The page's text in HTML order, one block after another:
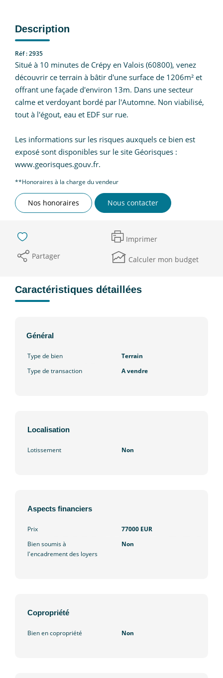
Description
Réf : 2935
Situé à 10 minutes de Crépy en Valois (60800), venez
découvrir ce terrain à bâtir d'une surface de 1206m² et
offrant une façade d'environ 13m. Dans une secteur
calme et verdoyant bordé par l'Automne. Non viabilisé,
tout à l'égout, eau et EDF sur rue.
Les informations sur les risques auxquels ce bien est
exposé sont disponibles sur le site Géorisques :
www.georisques.gouv.fr.
**Honoraires à la charge du vendeur
Nos honoraires Nous contacter
Imprimer
Partager
Calculer mon budget
Caractéristiques détaillées
Général
Type de bien
Terrain
Type de transaction
A vendre
Localisation
Lotissement Non
Aspects financiers
Prix
77000 EUR
Bien soumis à
l'encadrement des loyers
Non
Copropriété
Bien en copropriété Non